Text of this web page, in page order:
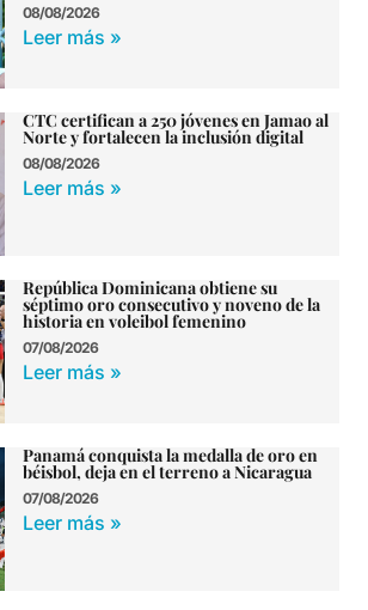
08/08/2026
Leer más »
CTC certifican a 250 jóvenes en Jamao al
Norte y fortalecen la inclusión digital
08/08/2026
Leer más »
República Dominicana obtiene su
séptimo oro consecutivo y noveno de la
historia en voleibol femenino
07/08/2026
Leer más »
Panamá conquista la medalla de oro en
béisbol, deja en el terreno a Nicaragua
07/08/2026
Leer más »